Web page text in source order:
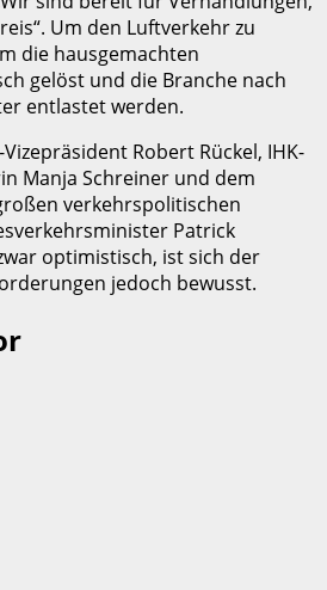
Um den Luftverkehr zu
die hausgemachten
gelöst und die Branche nach
entlastet werden.
Robert Rückel, IHK-
Manja Schreiner und dem
verkehrspolitischen
Patrick
optimistisch, ist sich der
jedoch bewusst.